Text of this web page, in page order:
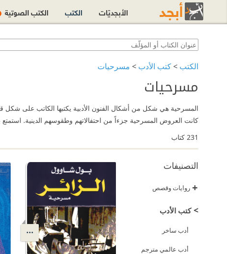
الكتب >كتب الأدب > مسرحيات
مسرحيات
المسرحية هي شكل من أشكال الفنون الأدبية يكتبها الكاتب على
كانت العروض المسرحية جزءاً من احتفالاتهم وطقوسهم الدينية. استمتع بتصفّح وقراءة أبرز
231 كتاب
التصنيفات
+ روايات وقصص
>كتب الأدب
أدب ساخر
أدب عالمي مترجم
الأبجديّات الكتب الكتب الصوتية